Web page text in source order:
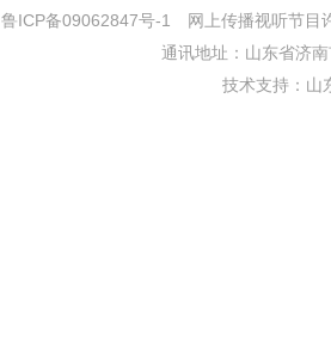
鲁ICP备09062847号-1 网上传播视听节目
通讯地址：山东省济
技术支持： 山